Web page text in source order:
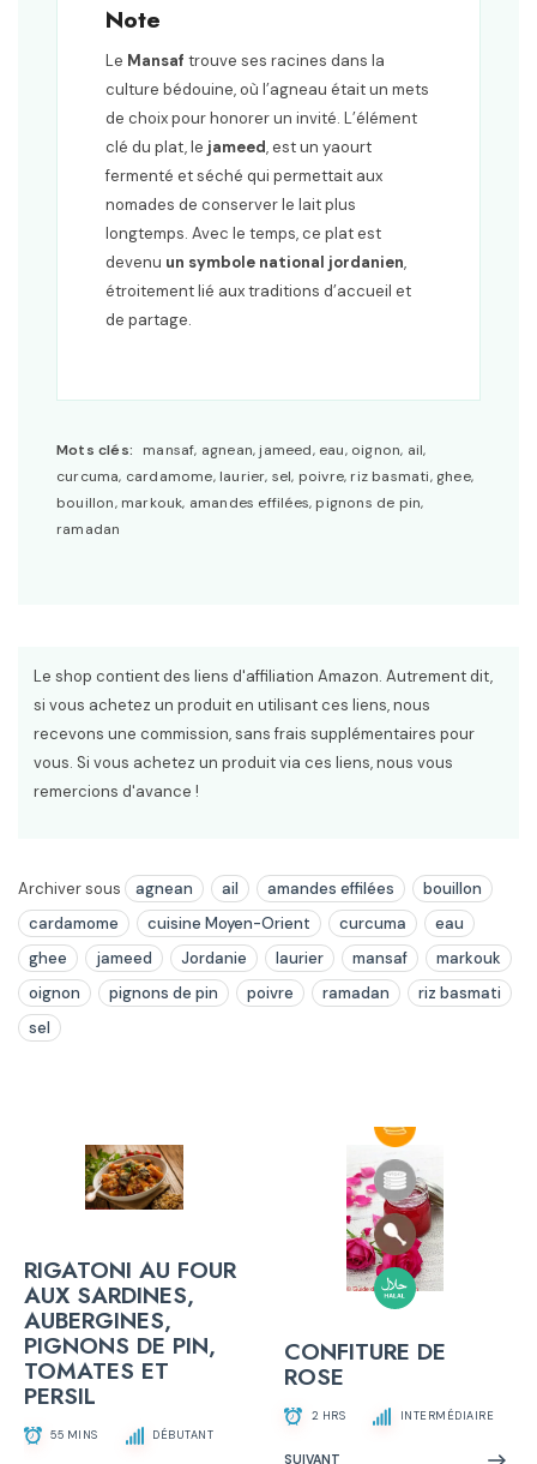
Note
Le Mansaf trouve ses racines dans la
culture bédouine, où l’agneau était un mets
de choix pour honorer un invité. L’élément
clé du plat, le jameed, est un yaourt
fermenté et séché qui permettait aux
nomades de conserver le lait plus
longtemps. Avec le temps, ce plat est
devenu un symbole national jordanien,
étroitement lié aux traditions d’accueil et
de partage.
Mots clés:
mansaf, agnean, jameed, eau, oignon, ail,
curcuma, cardamome, laurier, sel, poivre, riz basmati, ghee,
bouillon, markouk, amandes effilées, pignons de pin,
ramadan
Le shop contient des liens d'affiliation Amazon. Autrement dit,
si vous achetez un produit en utilisant ces liens, nous
recevons une commission, sans frais supplémentaires pour
vous. Si vous achetez un produit via ces liens, nous vous
remercions d'avance !
Archiver sous agnean ail amandes effilées
bouillon
cardamome
cuisine Moyen-Orient curcuma
eau
ghee
jameed Jordanie laurier mansaf
markouk
oignon
pignons de pin poivre ramadan
riz basmati
sel
RIGATONI AU FOUR
AUX SARDINES,
AUBERGINES,
PIGNONS DE PIN,
TOMATES ET
PERSIL
55 MINS DÉBUTANT
CONFITURE DE
ROSE
2 HRS INTERMÉDIAIRE
SUIVANT